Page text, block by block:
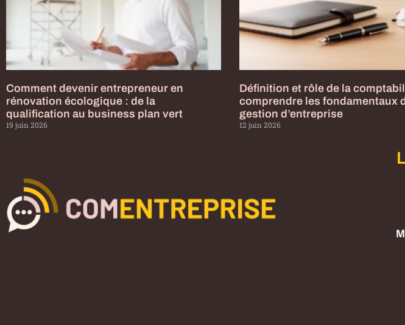
Comment devenir entrepreneur en
rénovation écologique : de la
qualification au business plan vert
19 juin 2026
Définition et rôle de la
comprendre les fondamentaux
gestion d’entreprise
12 juin 2026